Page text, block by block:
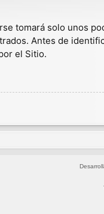
tomará solo unos
Antes de
el Sitio.